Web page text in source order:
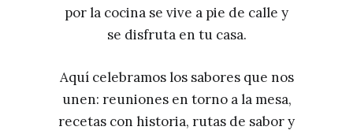
por la cocina se vive a pie de calle y
se disfruta en tu casa.
Aquí celebramos los sabores que nos
unen: reuniones en torno a la mesa,
recetas con historia, rutas de sabor y